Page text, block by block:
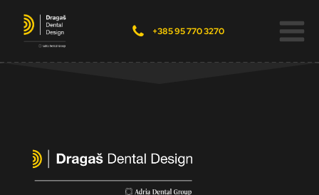
+385 95 770 3270